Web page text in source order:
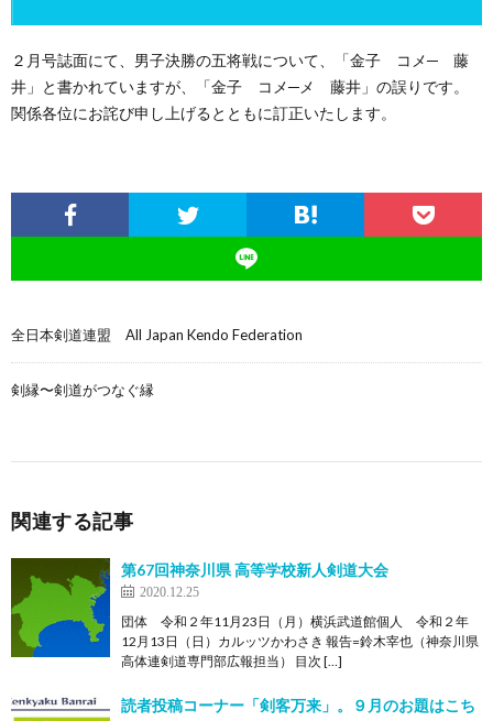
２月号誌面にて、男子決勝の五将戦について、「金子 コメ─ 藤
井」と書かれていますが、「金子 コメ─メ 藤井」の誤りです。
関係各位にお詫び申し上げるとともに訂正いたします。
全日本剣道連盟 All Japan Kendo Federation
剣縁〜剣道がつなぐ縁
関連する記事
第67回神奈川県 高等学校新人剣道大会
2020.12.25
団体 令和２年11月23日（月）横浜武道館個人 令和２年
12月13日（日）カルッツかわさき 報告=鈴木宰也（神奈川県
高体連剣道専門部広報担当） 目次 […]
読者投稿コーナー「剣客万来」。９月のお題はこち